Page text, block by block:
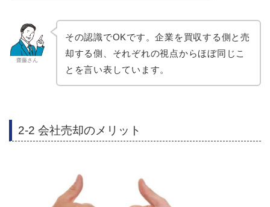
齋藤さん
その認識でOKです。企業を買収する側と売
却する側、それぞれの視点からほぼ同じこ
とを言い表しています。
2-2 会社売却のメリット